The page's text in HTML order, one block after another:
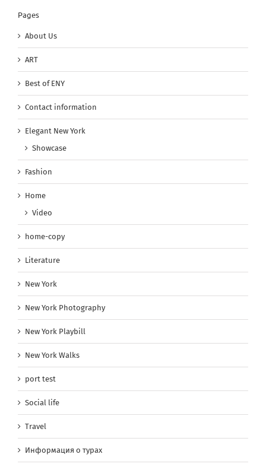
Pages
About Us
ART
Best of ENY
Contact information
Elegant New York
Showcase
Fashion
Home
Video
home-copy
Literature
New York
New York Photography
New York Playbill
New York Walks
port test
Social life
Travel
Информация о турах